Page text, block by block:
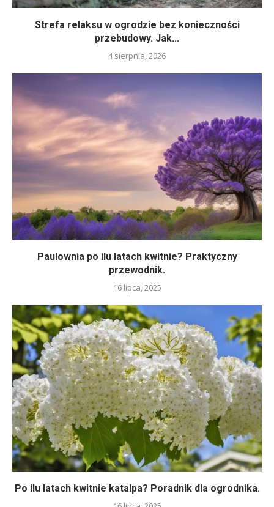
Strefa relaksu w ogrodzie bez konieczności
przebudowy. Jak...
4 sierpnia, 2026
Paulownia po ilu latach kwitnie? Praktyczny
przewodnik.
16 lipca, 2025
Po ilu latach kwitnie katalpa? Poradnik dla ogrodnika.